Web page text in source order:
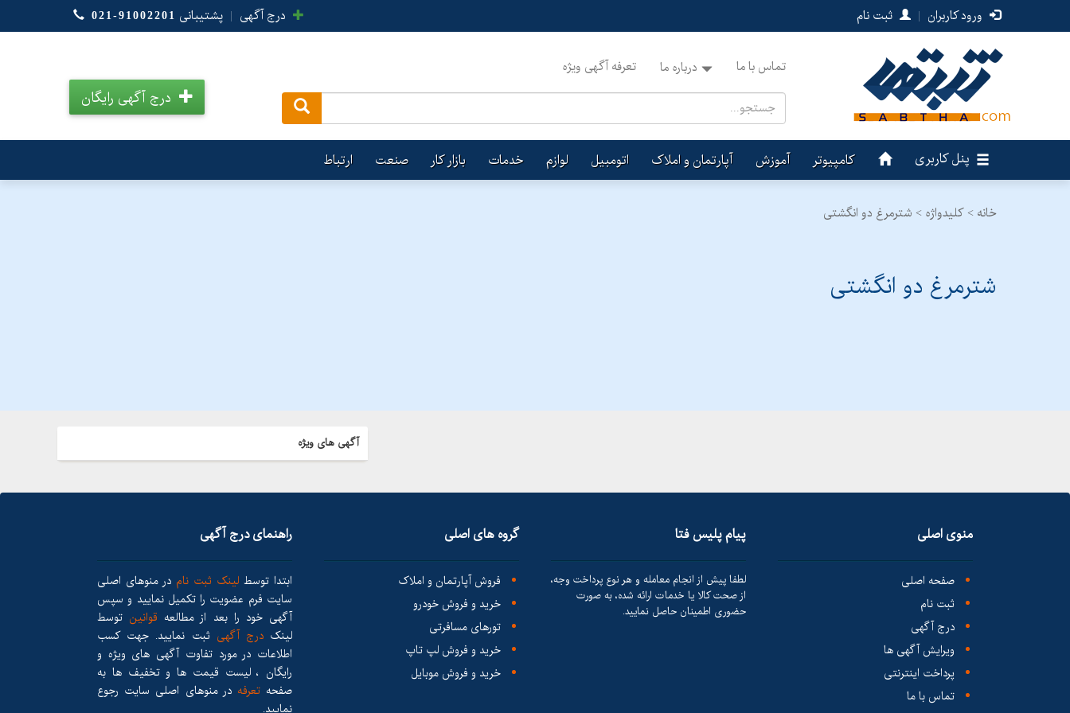
ورود کاربران | ثبت نام درج آگهی | پشتیبانی 021-91002201
تماس با ما درباره ما تعرفه آگهی ویژه
درج آگهی رایگان
پنل کاربری کامپیوتر آموزش آپارتمان و املاک اتومبیل لوازم خدمات بازار کار صنعت ارتباط
خانه > کلیدواژه > شترمرغ دو انگشتی
شترمرغ دو انگشتی
آگهی های ویژه
منوی اصلی
صفحه اصلی
ثبت نام
درج آگهی
ویرایش آگهی ها
پرداخت اینترنتی
تماس با ما
پیام پلیس فتا
لطفا پیش از انجام معامله و هر نوع پرداخت وجه،
از صحت کالا یا خدمات ارائه شده، به صورت
حضوری اطمینان حاصل نمایید.
گروه های اصلی
فروش آپارتمان و املاک
خرید و فروش خودرو
تورهای مسافرتی
خرید و فروش لپ تاپ
خرید و فروش موبایل
راهنمای درج آگهی
ابتدا توسط لینک ثبت نام در منوهای اصلی
سایت فرم عضویت را تکمیل نمایید و سپس
آگهی خود را بعد از مطالعه قوانین توسط
لینکدرج آگهی ثبت نمایید. جهت کسب
اطلاعات در مورد تفاوت آگهی های ویژه و
رایگان ، لیست قیمت ها و تخفیف ها به
صفحه تعرفهدر منوهای اصلی سایت رجوع
نمایید.